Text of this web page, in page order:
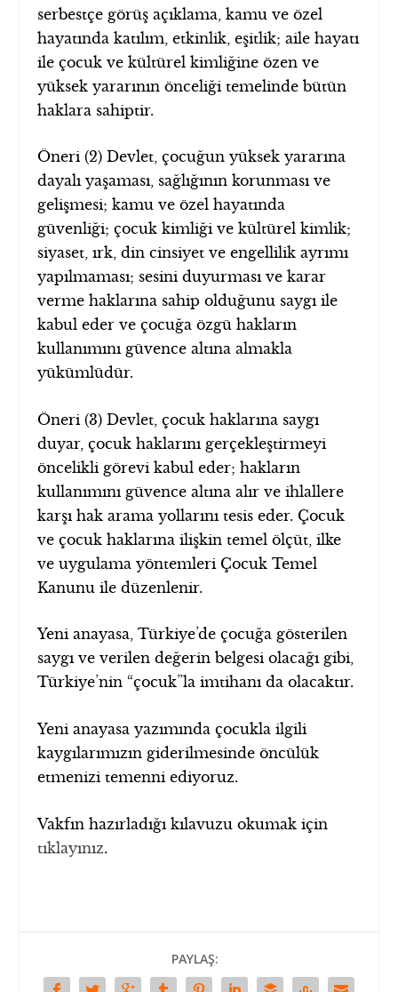
serbestçe görüş açıklama, kamu ve özel
hayatında katılım, etkinlik, eşitlik; aile hayatı
ile çocuk ve kültürel kimliğine özen ve
yüksek yararının önceliği temelinde bütün
haklara sahiptir.
Öneri (2) Devlet, çocuğun yüksek yararına
dayalı yaşaması, sağlığının korunması ve
gelişmesi; kamu ve özel hayatında
güvenliği; çocuk kimliği ve kültürel kimlik;
siyaset, ırk, din cinsiyet ve engellilik ayrımı
yapılmaması; sesini duyurması ve karar
verme haklarına sahip olduğunu saygı ile
kabul eder ve çocuğa özgü hakların
kullanımını güvence altına almakla
yükümlüdür.
Öneri (3) Devlet, çocuk haklarına saygı
duyar, çocuk haklarını gerçekleştirmeyi
öncelikli görevi kabul eder; hakların
kullanımını güvence altına alır ve ihlallere
karşı hak arama yollarını tesis eder. Çocuk
ve çocuk haklarına ilişkin temel ölçüt, ilke
ve uygulama yöntemleri Çocuk Temel
Kanunu ile düzenlenir.
Yeni anayasa, Türkiye’de çocuğa gösterilen
saygı ve verilen değerin belgesi olacağı gibi,
Türkiye’nin “çocuk”la imtihanı da olacaktır.
Yeni anayasa yazımında çocukla ilgili
kaygılarımızın giderilmesinde öncülük
etmenizi temenni ediyoruz.
Vakfın hazırladığı kılavuzu okumak için
tıklayınız.
PAYLAŞ: